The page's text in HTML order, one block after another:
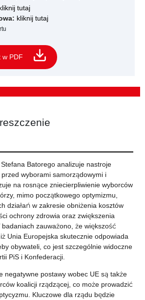
tutaj
kliknij tutaj
w PDF
Batorego analizuje nastroje
przed wyborami samorządowymi i
na rosnące zniecierpliwienie wyborców
mimo początkowego optymizmu,
działań w zakresie obniżenia kosztów
ochrony zdrowia oraz zwiększenia
zauważono, że większość
Unia Europejska skutecznie odpowiada
obywateli, co jest szczególnie widoczne
PiS i Konfederacji.
negatywne postawy wobec UE są także
koalicji rządzącej, co może prowadzić
Kluczowe dla rządu będzie